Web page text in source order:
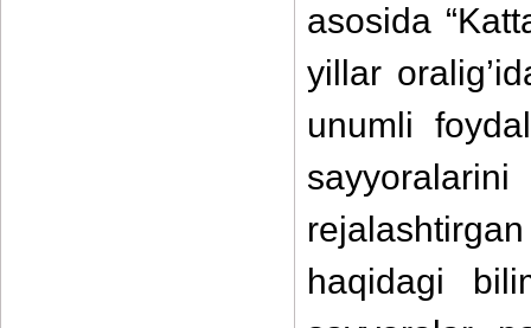
asosida
yillar
unumli
haqidagi